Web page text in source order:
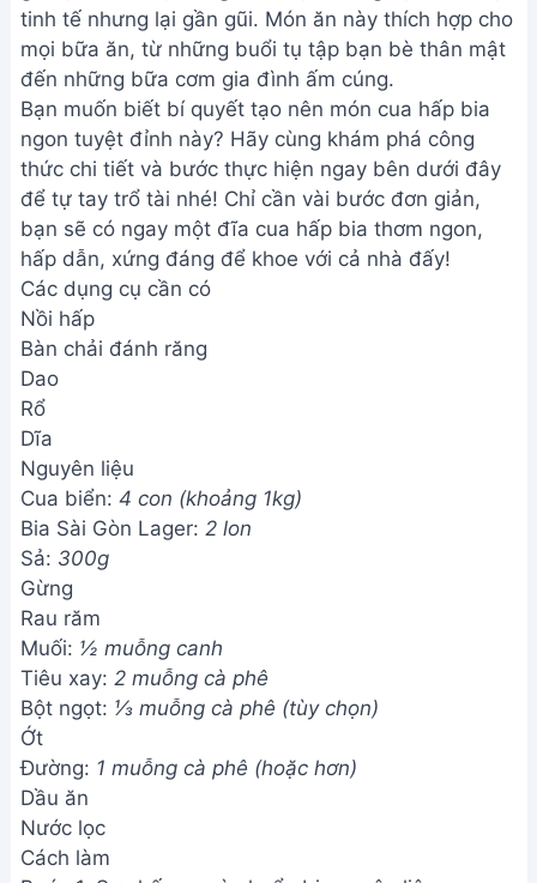
tinh tế nhưng lại gần gũi. Món ăn này thích hợp cho
mọi bữa ăn, từ những buổi tụ tập bạn bè thân mật
đến những bữa cơm gia đình ấm cúng.
Bạn muốn biết bí quyết tạo nên món cua hấp bia
ngon tuyệt đỉnh này? Hãy cùng khám phá công
thức chi tiết và bước thực hiện ngay bên dưới đây
để tự tay trổ tài nhé! Chỉ cần vài bước đơn giản,
bạn sẽ có ngay một đĩa cua hấp bia thơm ngon,
hấp dẫn, xứng đáng để khoe với cả nhà đấy!
Các dụng cụ cần có
Nồi hấp
Bàn chải đánh răng
Dao
Rổ
Dĩa
Nguyên liệu
Cua biển: 4 con (khoảng 1kg)
Bia Sài Gòn Lager: 2 lon
Sả: 300g
Gừng
Rau răm
Muối: ½ muỗng canh
Tiêu xay: 2 muỗng cà phê
Bột ngọt: ⅓ muỗng cà phê (tùy chọn)
Ớt
Đường: 1 muỗng cà phê (hoặc hơn)
Dầu ăn
Nước lọc
Cách làm